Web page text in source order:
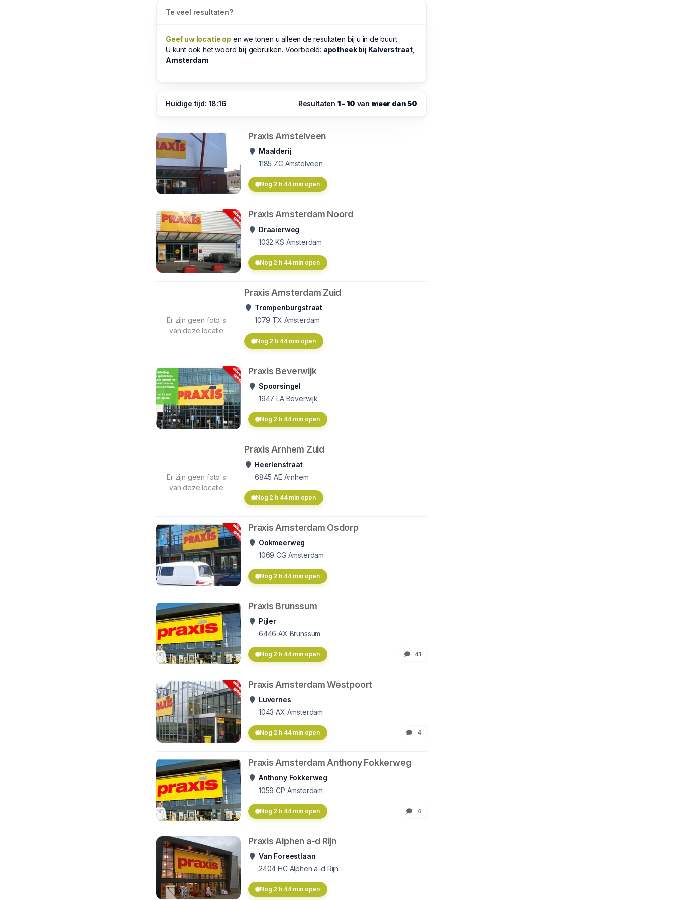
Te veel resultaten?
Geef uw locatie op en we tonen u alleen de resultaten bij u in de buurt.
U kunt ook het woord bij gebruiken. Voorbeeld: apotheek bij Kalverstraat,
Amsterdam
Huidige tijd: 18:16 Resultaten 1 - 10 van meer dan 50
Praxis Amstelveen
Maalderij
1185 ZC Amstelveen
Nog 2 h 44 min open
Praxis Amsterdam Noord
Draaierweg
1032 KS Amsterdam
Nog 2 h 44 min open
Er zijn geen foto's
van deze locatie
Praxis Amsterdam Zuid
Trompenburgstraat
1079 TX Amsterdam
Nog 2 h 44 min open
Praxis Beverwijk
Spoorsingel
1947 LA Beverwijk
Nog 2 h 44 min open
Er zijn geen foto's
van deze locatie
Praxis Arnhem Zuid
Heerlenstraat
6845 AE Arnhem
Nog 2 h 44 min open
Praxis Amsterdam Osdorp
Ookmeerweg
1069 CG Amsterdam
Nog 2 h 44 min open
Praxis Brunssum
Pijler
6446 AX Brunssum
Nog 2 h 44 min open 41
Praxis Amsterdam Westpoort
Luvernes
1043 AX Amsterdam
Nog 2 h 44 min open 4
Praxis Amsterdam Anthony Fokkerweg
Anthony Fokkerweg
1059 CP Amsterdam
Nog 2 h 44 min open 4
Praxis Alphen a-d Rijn
Van Foreestlaan
2404 HC Alphen a-d Rijn
Nog 2 h 44 min open